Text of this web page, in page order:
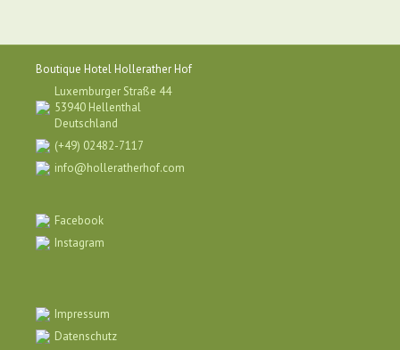
Boutique Hotel Hollerather Hof
Luxemburger Straße 44
53940 Hellenthal
Deutschland
(+49) 02482-7117
info@holleratherhof.com
Facebook
Instagram
Impressum
Datenschutz